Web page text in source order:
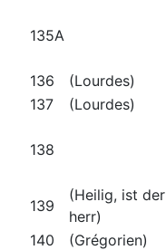
135A
136
(Lourdes)
137
(Lourdes)
138
139
(Heilig, ist der
herr)
140
(Grégorien)